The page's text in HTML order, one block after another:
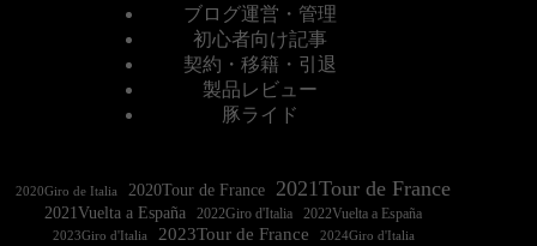
ブログ運営・管理
初心者向け記事
契約・移籍・引退
製品レビュー
豚ライド
2020Giro de Italia 2020Tour de France 2021Tour de France
2021Vuelta a España 2022Vuelta a España
2023Giro d'Italia 2023Tour de France